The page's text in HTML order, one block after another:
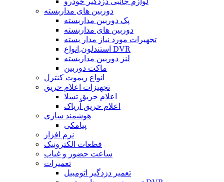
دوربین های مداربسته
پک دوربین مداربسته
دوربین های مداربسته
تجهیرات مورد نیاز مدار بسته
استندلون,انواع DVR
لنز دوربین مداربسته
ماکت دوربین
انواع ریموت کنترل
تجهیزات اعلام حریق
اعلام حریق تسلا
اعلام حریق آریاک
هوشمند سازی
پیامکی
نرم افزار
قطعات الکترونیک
ساعت حضور و غیاب
تعمیرات
تعمیر دزدگیر اتومبیل